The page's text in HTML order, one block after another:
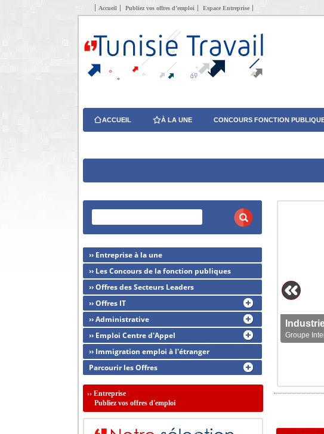
Accueil Publiez vos offres d’emploi Espace Entreprise
ACCUEIL À LA UNE CONCOURS FONCTION
Groupe
›› Entreprise à la une
›› Les Concours de la fonction publiques
›› Offres des Secteurs Leaders
›› Offres IT
›› Administrative
›› Emploi Centre d'Appel
›› Immigration emploi à l'étranger
Parcourir les Offres
›› Entreprise
Publiez vos offres d'emploi